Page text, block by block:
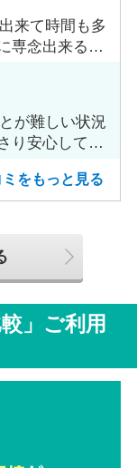
来て時間も多
専念出来る点
が難しい状況
り安心して進
をもっと見る
」ご利用